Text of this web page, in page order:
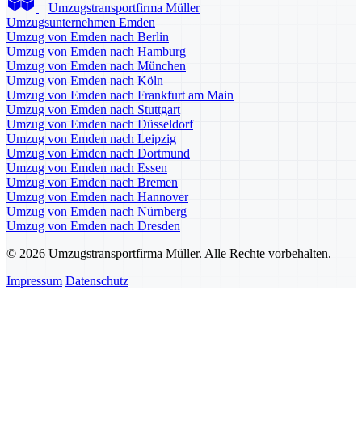
Umzugstransportfirma Müller
Umzugsunternehmen Emden
Umzug von Emden nach Berlin
Umzug von Emden nach Hamburg
Umzug von Emden nach München
Umzug von Emden nach Köln
Umzug von Emden nach Frankfurt am Main
Umzug von Emden nach Stuttgart
Umzug von Emden nach Düsseldorf
Umzug von Emden nach Leipzig
Umzug von Emden nach Dortmund
Umzug von Emden nach Essen
Umzug von Emden nach Bremen
Umzug von Emden nach Hannover
Umzug von Emden nach Nürnberg
Umzug von Emden nach Dresden
© 2026 Umzugstransportfirma Müller. Alle Rechte vorbehalten.
Impressum Datenschutz